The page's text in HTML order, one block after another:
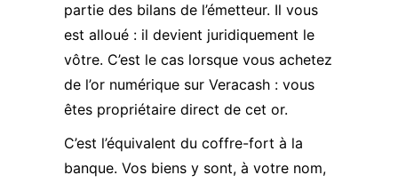
partie des bilans de l’émetteur. Il vous
est alloué : il devient juridiquement le
vôtre. C’est le cas lorsque vous achetez
de l’or numérique sur Veracash : vous
êtes propriétaire direct de cet or.
C’est l’équivalent du coffre-fort à la
banque. Vos biens y sont, à votre nom,